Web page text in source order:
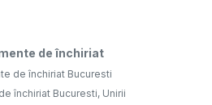
de închiriat
de închiriat Bucuresti
închiriat Bucuresti, Unirii